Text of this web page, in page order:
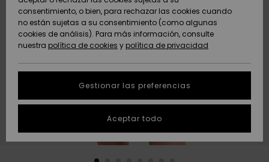
Novedades
Destacados
Novedades
Destacados
Comunidad
AYUDA &
CONTACTO
Protección de
datos
personales
Inicia una
conversación
la respuesta
SOSTENIBILIDAD
consentimiento, o bien, para rechazar las cookies cuando
no están sujetas a su consentimiento (como algunas
cookies de análisis). Para más información, consulte
nuestra política de cookies y política de privacidad
Gestionar las preferencias
Aceptar todo